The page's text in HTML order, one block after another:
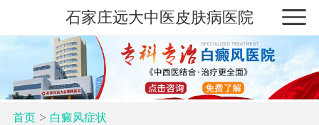
石家庄远大中医皮肤病医院
首页> 白癜风症状